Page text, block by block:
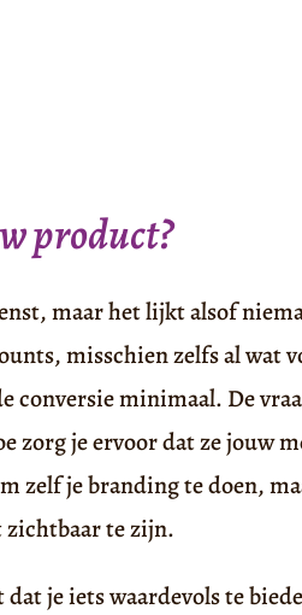
product?
maar het lijkt alsof
misschien zelfs al wat
conversie minimaal. De
zorg je ervoor dat ze jouw
zelf je branding te doen,
te zijn.
je iets waardevols te